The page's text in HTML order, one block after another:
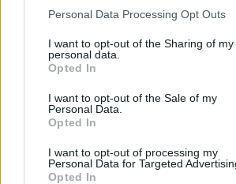
Please note that this website/app uses
not limited to your visit or usage
grant or deny consent to Google and its
use your data for below specified
consent section.
Personal Data Processing Opt Outs
I want to opt-out of the Sharing of my
personal data.
Opted In
I want to opt-out of the Sale of my
Personal Data.
Opted In
I want to opt-out of processing my
Personal Data for Targeted
Opted In
Perez, Magnussen hármas áll.
az utolsó.
ThisThe media could not be loaded,
is not supported.